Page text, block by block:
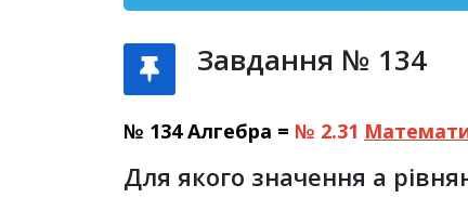
Завдання № 134
№ 134 Алгебра = № 2.31
Для якого значення а